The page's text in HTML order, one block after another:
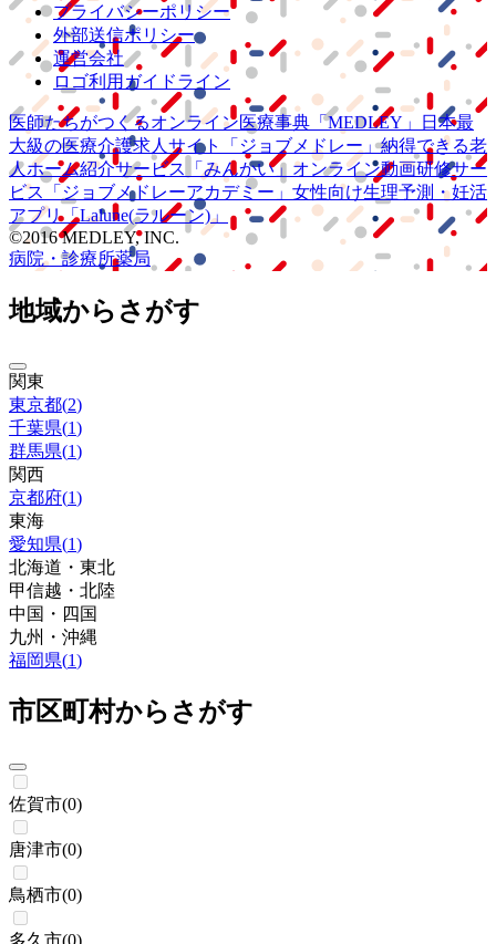
プライバシーポリシー
外部送信ポリシー
運営会社
ロゴ利用ガイドライン
医師たちがつくるオンライン医療事典 「MEDLEY」
日本最
大級の医療介護求人サイト 「ジョブメドレー」納得できる老
人ホーム紹介サービス
「みんかい」 オンライン動画研修サー
ビス
「ジョブメドレーアカデミー」 女性向け生理予測・妊活
アプリ「Lalune(ラルーン)」
©2016 MEDLEY, INC.
病院・診療所薬局
地域からさがす
関東
東京都(2)
千葉県(1)
群馬県(1)
関西
京都府(1)
東海
愛知県(1)
北海道・東北
甲信越・北陸
中国・四国
九州・沖縄
福岡県(1)
市区町村からさがす
佐賀市(0)
唐津市(0)
鳥栖市(0)